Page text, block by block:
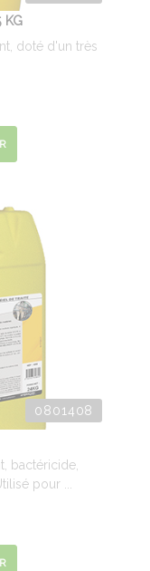
KG
doté d'un très
0801408
bactéricide,
pour ...